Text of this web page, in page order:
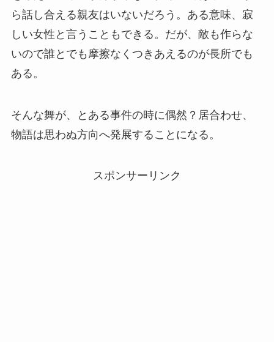
ら話し合える親友はいないだろう。ある意味、寂
しい女性と言うこともできる。だが、敵も作らな
いので誰とでも摩擦なくつきあえるのが長所でも
ある。
そんな舞が、とある事件の時に偶然？居合わせ、
物語は思わぬ方向へ発展することになる。
スポンサーリンク